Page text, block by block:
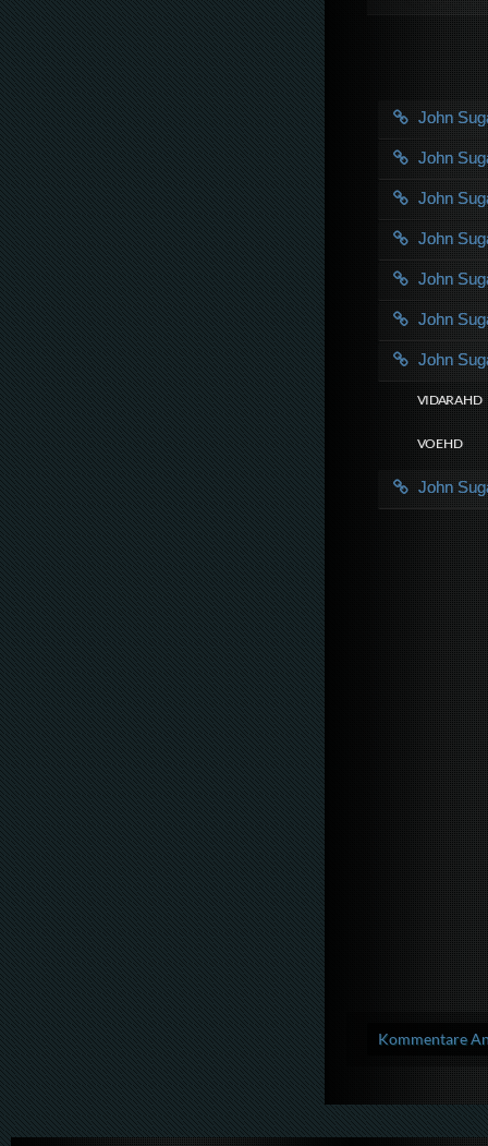
John
John
John
John
John
John
John
VIDARA HD
VOE HD
John
Kommentare